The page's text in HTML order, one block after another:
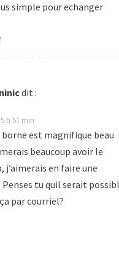
simple pour echanger
dit :
h 51 min
est magnifique beau
beaucoup avoir le
j’aimerais en faire une
tu quil serait
par courriel?